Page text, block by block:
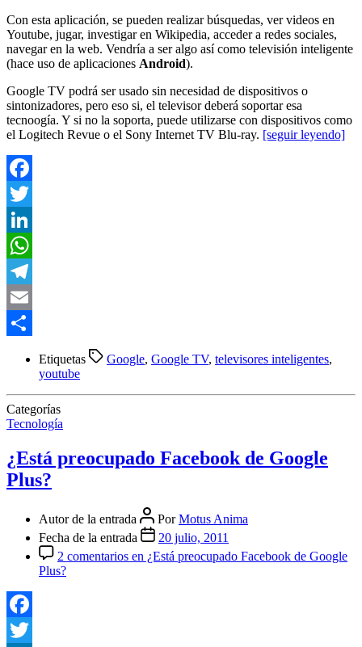
Con esta aplicación, se pueden realizar búsquedas, ver videos en
Youtube, jugar, investigar en Wikipedia, acceder a redes sociales,
navegar en la web. Vendría a ser algo así como televisión inteligente
(hace uso de aplicaciones Android).
Google TV podrá ser usado sin necesidad de dispositivos o
sintonizadores, pero eso si, el televisor deberá soportar esa
tecnoogía. Y si no la soporta, puede utilizarse con dispositivos como
el Logitech Revue o el Sony Internet TV Blu-ray. [seguir leyendo]
Facebook
Twitter
LinkedIn
WhatsApp
Telegram
Email
Etiquetas Google, Google TV, televisores inteligentes,
youtube
Categorías
Tecnología
¿Está preocupado Facebook de Google
Plus?
Autor de la entrada PorMotus Anima
Fecha de la entrada
20 julio, 2011
2 comentarios en ¿Está preocupado Facebook de Google
Plus?
Facebook